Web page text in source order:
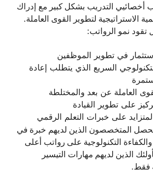
أخصائيي التدريب بشكل كبير مع إدراك
الاستراتيجية لتطوير القوى العاملة.
نمو الرواتب:
في تطوير الموظفين
التكنولوجي السريع الذي يتطلب إعادة
العاملة عن بعد والمختلطة
على تطوير القيادة
على خبرات التعلم الرقمي
يحصل المتخصصون الذين لديهم خبرة في
التكنولوجية على رواتب أعلى
الذين لديهم مهارات التيسير
فقط.